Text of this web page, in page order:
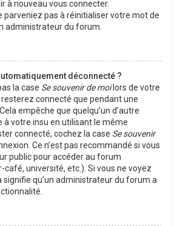
à nouveau vous connecter.
parveniez pas à réinitialiser votre mot de
administrateur du forum.
déconnecté ?
la case Se souvenir de moilors de votre
connecté que pendant une
empêche que quelqu’un d’autre
à votre insu en utilisant le même
connecté, cochez la case Se souvenir
Ce n’est pas recommandé si vous
public pour accéder au forum
café, université, etc.). Si vous ne voyez
signifie qu’un administrateur du forum a